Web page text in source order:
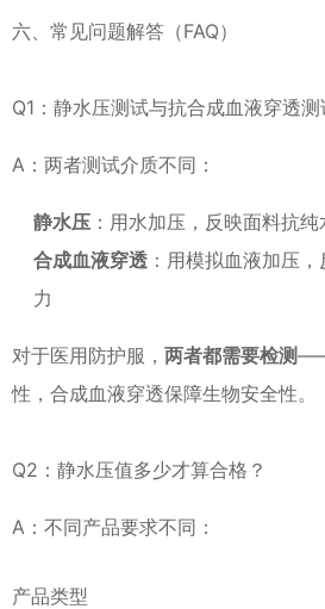
六、常见问题解答（FAQ）
Q1：静水压测试与抗合成血液穿透测
A：两者测试介质不同：
静水压 ：用水加压，反映面料抗
合成血液穿透 ：用模拟血液加压
力
对于医用防护服， 两者都需要检测——
性，合成血液穿透保障生物安全性。
Q2：静水压值多少才算合格？
A：不同产品要求不同：
产品类型